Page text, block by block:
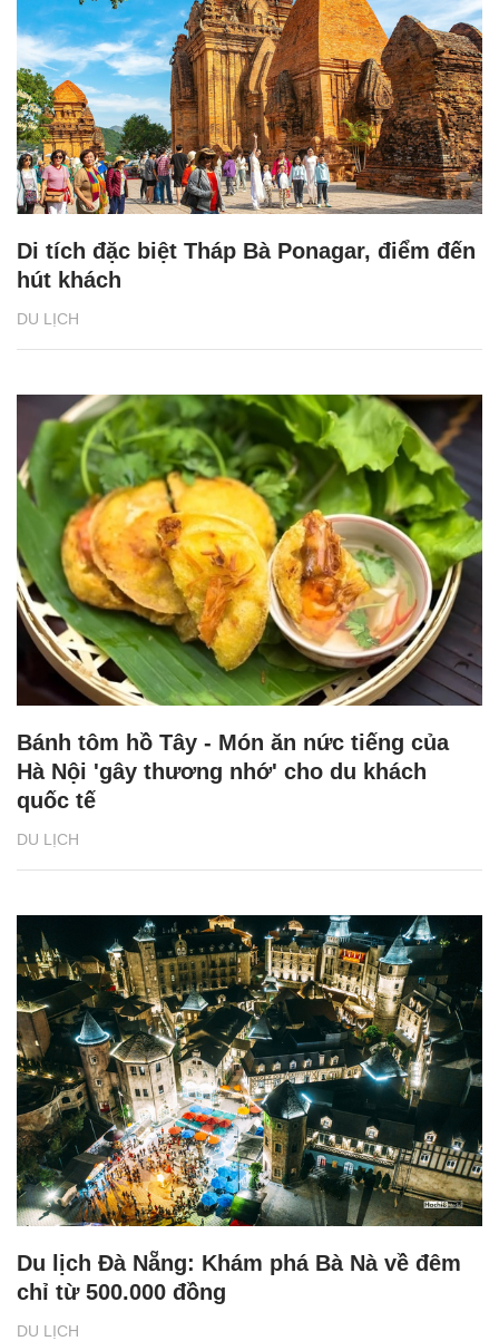
DU LỊCH
Di tích đặc biệt Tháp Bà Ponagar, điểm đến
hút khách
DU LỊCH
Bánh tôm hồ Tây - Món ăn nức tiếng của
Hà Nội 'gây thương nhớ' cho du khách
quốc tế
DU LỊCH
Du lịch Đà Nẵng: Khám phá Bà Nà về đêm
chỉ từ 500.000 đồng